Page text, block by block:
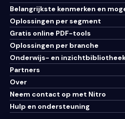
Belangrijkste kenmerken en
Oplossingen per segment
Gratis online PDF-tools
Oplossingen per branche
Onderwijs- en
Partners
Over
Neem contact op met Nitro
Hulp en ondersteuning